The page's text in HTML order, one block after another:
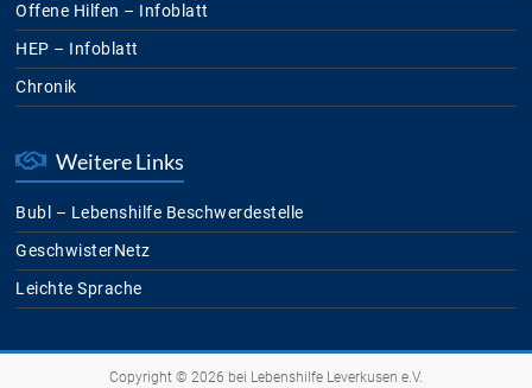
Offene Hilfen – Infoblatt
HEP – Infoblatt
Chronik
Weitere Links
Bubl – Lebenshilfe Beschwerdestelle
GeschwisterNetz
Leichte Sprache
Copyright © 2026 bei Lebenshilfe Leverkusen e.V.